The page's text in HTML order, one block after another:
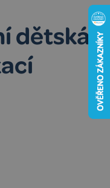
dětská